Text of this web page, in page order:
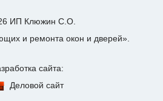
ИП Клюжин С.О.
и ремонта окон и дверей».
сайта:
Деловой сайт